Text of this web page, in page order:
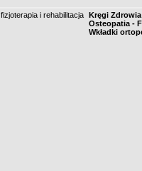
fizjoterapia i rehabilitacja Kręgi
Osteopatia -
Wkładki